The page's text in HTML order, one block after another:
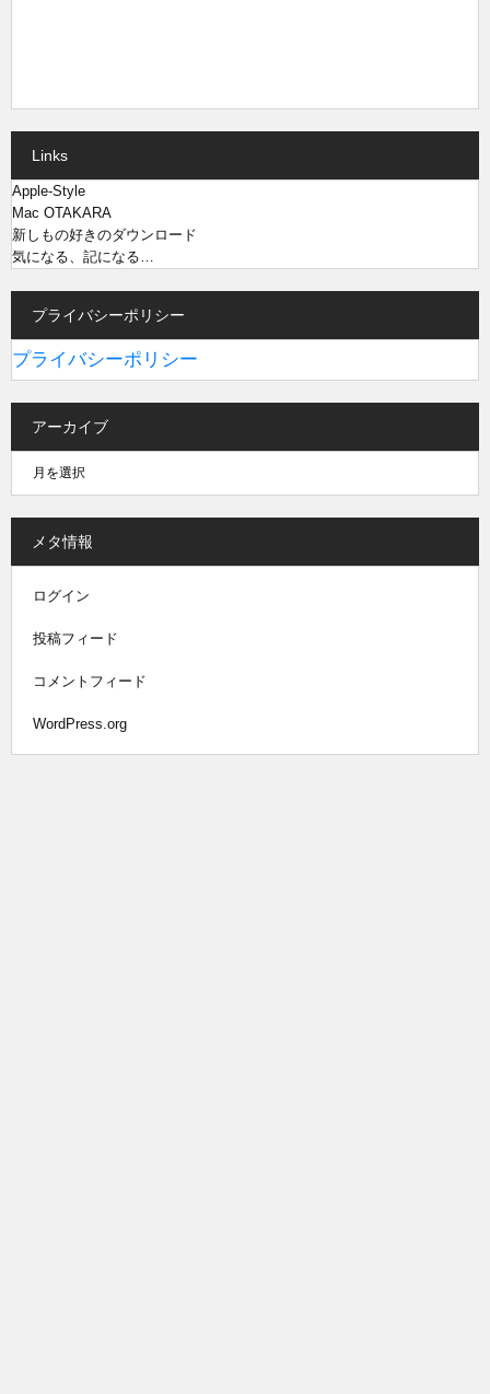
Links
Apple-Style
Mac OTAKARA
新しもの好きのダウンロード
気になる、記になる…
プライバシーポリシー
プライバシーポリシー
アーカイブ
メタ情報
ログイン
投稿フィード
コメントフィード
WordPress.org